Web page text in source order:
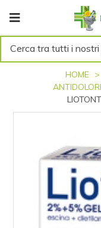
Cerca tra tutti i nostri
HOME